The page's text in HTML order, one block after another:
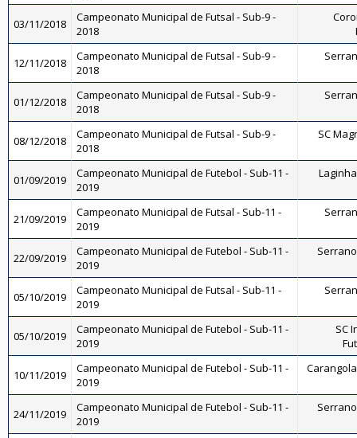
03/11/2018
Campeonato Municipal de Futsal - Sub-9 -
2018
12/11/2018
Campeonato Municipal de Futsal - Sub-9 -
2018
01/12/2018
Campeonato Municipal de Futsal - Sub-9 -
2018
08/12/2018
Campeonato Municipal de Futsal - Sub-9 -
2018
SC
01/09/2019
Campeonato Municipal de Futebol - Sub-11 -
2019
21/09/2019
Campeonato Municipal de Futsal - Sub-11 -
2019
22/09/2019
Campeonato Municipal de Futebol - Sub-11 -
2019
05/10/2019
Campeonato Municipal de Futsal - Sub-11 -
2019
05/10/2019
Campeonato Municipal de Futebol - Sub-11 -
2019
SC
10/11/2019
Campeonato Municipal de Futebol - Sub-11 -
2019
24/11/2019
Campeonato Municipal de Futebol - Sub-11 -
2019